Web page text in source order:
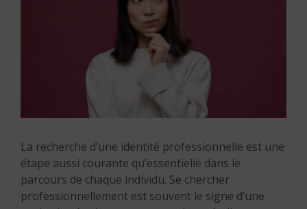
La recherche d’une identité professionnelle est une
étape aussi courante qu’essentielle dans le
parcours de chaque individu. Se chercher
professionnellement est souvent le signe d’une